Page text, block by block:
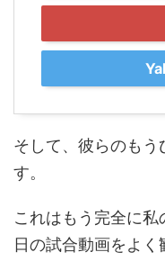
そして、彼らのも
す。
これはもう完全に
日の試合動画をよく